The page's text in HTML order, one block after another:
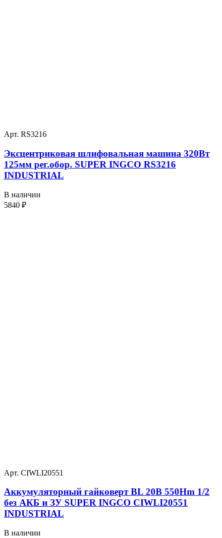
Арт. RS3216
Эксцентриковая шлифовальная машина 320Вт
125мм рег.обор. SUPER INGCO RS3216
INDUSTRIAL
В наличии
5840 ₽
Арт. CIWLI20551
Аккумуляторный гайковерт BL 20В 550Hm 1/2
без АКБ и ЗУ SUPER INGCO CIWLI20551
INDUSTRIAL
В наличии